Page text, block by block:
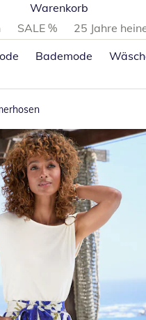
Warenkorb
überspringen
SALE %
25 Jahre
Bademode